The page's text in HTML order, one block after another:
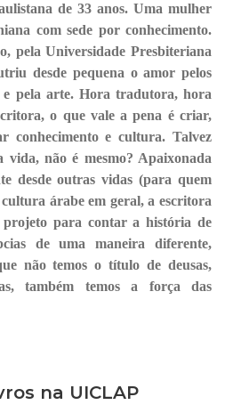
de 33 anos. Uma mulher
com sede por conhecimento.
pela Universidade Presbiteriana
desde pequena o amor pelos
e pela arte. Hora tradutora, hora
o que vale a pena é criar,
conhecimento e cultura. Talvez
vida, não é mesmo? Apaixonada
desde outras vidas (para quem
árabe em geral, a escritora
para contar a história de
de uma maneira diferente,
não temos o título de deusas,
também temos a força das
na UICLAP